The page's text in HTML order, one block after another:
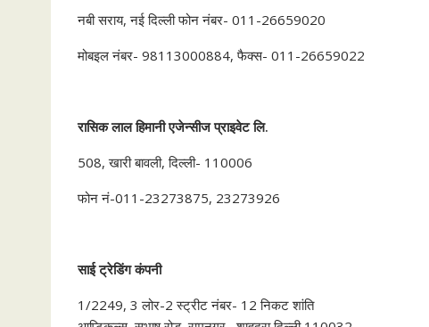
नबी सराय, नई दिल्ली फोन नंबर- 011-26659020
मोबइल नंबर- 98113000884, फैक्स- 011-26659022
रासिक लाल हिमानी एजेन्सीज प्राइवेट लि.
508, खारी बावली, दिल्ली- 110006
फोन नं-011-23273875, 23273926
साई ट्रेडिंग कंपनी
1/2249, 3 लोर-2 स्ट्रीट नंबर- 12 निकट शांति